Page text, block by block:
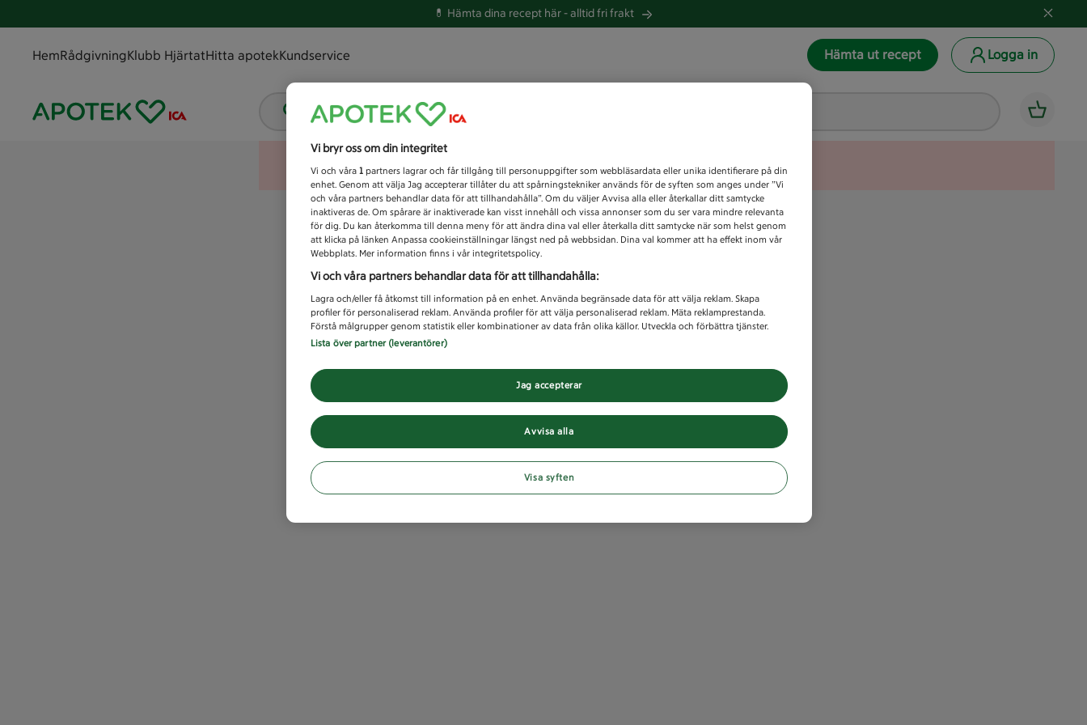
💊 Hämta dina recept här -alltid fri frakt
HemRådgivningKlubb HjärtatHitta apotekKundservice Hämta ut recept Logga in
Vad letar du efter idag?
Unknown error
Vi bryr oss om din integritet
Vi och våra 1 partners lagrar och får tillgång till personuppgifter som webbläsardata eller unika identifierare på din
enhet. Genom att välja Jag accepterar tillåter du att spårningstekniker används för de syften som anges under ”Vi
och våra partners behandlar data för att tillhandahålla”. Om du väljer Avvisa alla eller återkallar ditt samtycke
inaktiveras de. Om spårare är inaktiverade kan visst innehåll och vissa annonser som du ser vara mindre relevanta
för dig. Du kan återkomma till denna meny för att ändra dina val eller återkalla ditt samtycke när som helst genom
att klicka på länken Anpassa cookieinställningar längst ned på webbsidan. Dina val kommer att ha effekt inom vår
Webbplats. Mer information finns i vår integritetspolicy.
Vi och våra partners behandlar data för att tillhandahålla:
Lagra och/eller få åtkomst till information på en enhet. Använda begränsade data för att välja reklam. Skapa
profiler för personaliserad reklam. Använda profiler för att välja personaliserad reklam. Mäta reklamprestanda.
Förstå målgrupper genom statistik eller kombinationer av data från olika källor. Utveckla och förbättra tjänster.
Lista över partner (leverantörer)
Avvisa alla
Jag accepterar
Visa syften